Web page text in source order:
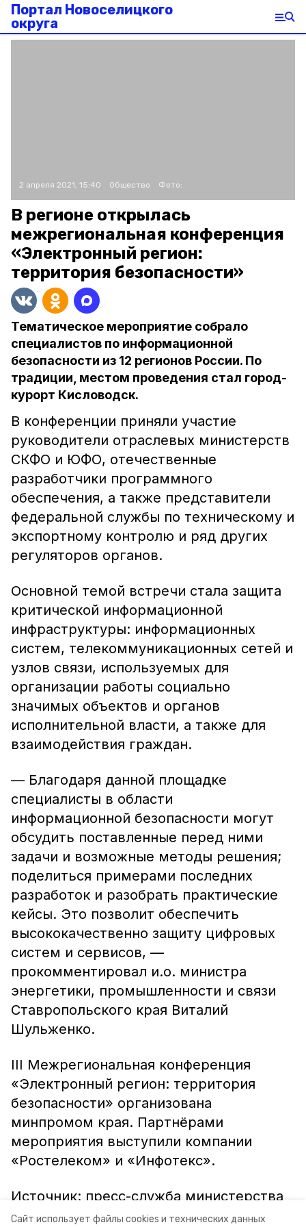
Сайт использует файлы cookies и технических данных
Портал Новоселицкого
округа
2 апреля 2021, 15:40 Общество Фото:
В регионе открылась
межрегиональная конференция
«Электронный регион:
территория безопасности»
Тематическое мероприятие собрало
специалистов по информационной
безопасности из 12 регионов России. По
традиции, местом проведения стал город-
курорт Кисловодск.
В конференции приняли участие
руководители отраслевых министерств
СКФО и ЮФО, отечественные
разработчики программного
обеспечения, а также представители
федеральной службы по техническому и
экспортному контролю и ряд других
регуляторов органов.
Основной темой встречи стала защита
критической информационной
инфраструктуры: информационных
систем, телекоммуникационных сетей и
узлов связи, используемых для
организации работы социально
значимых объектов и органов
исполнительной власти, а также для
взаимодействия граждан.
— Благодаря данной площадке
специалисты в области
информационной безопасности могут
обсудить поставленные перед ними
задачи и возможные методы решения;
поделиться примерами последних
разработок и разобрать практические
кейсы. Это позволит обеспечить
высококачественно защиту цифровых
систем и сервисов, —
прокомментировал и.о. министра
энергетики, промышленности и связи
Ставропольского края Виталий
Шульженко.
III Межрегиональная конференция
«Электронный регион: территория
безопасности» организована
минпромом края. Партнёрами
мероприятия выступили компании
«Ростелеком» и «Инфотекс».
Источник: пресс-служба министерства
энергетики, промышленности и связи